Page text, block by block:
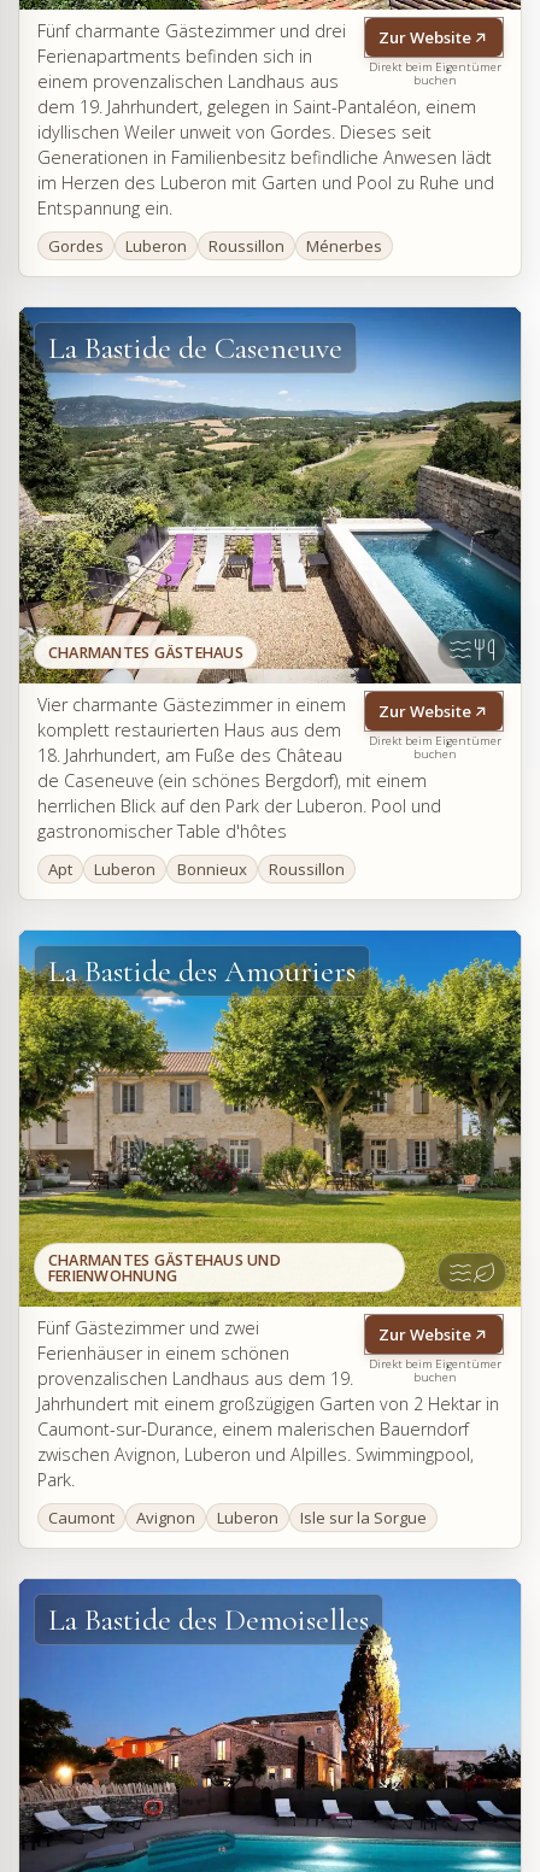
Zur Website
Direkt beim Eigentümer
buchen
Fünf charmante Gästezimmer und drei
Ferienapartments befinden sich in
einem provenzalischen Landhaus aus
dem 19. Jahrhundert, gelegen in Saint-Pantaléon, einem
idyllischen Weiler unweit von Gordes. Dieses seit
Generationen in Familienbesitz befindliche Anwesen lädt
im Herzen des Luberon mit Garten und Pool zu Ruhe und
Entspannung ein.
Gordes Luberon Roussillon Ménerbes
CHARMANTES GÄSTEHAUS
La Bastide de Caseneuve
Zur Website
Direkt beim Eigentümer
buchen
Vier charmante Gästezimmer in einem
komplett restaurierten Haus aus dem
18. Jahrhundert, am Fuße des Château
de Caseneuve (ein schönes Bergdorf), mit einem
herrlichen Blick auf den Park der Luberon. Pool und
gastronomischer Table d'hôtes
Apt Luberon Bonnieux Roussillon
CHARMANTES GÄSTEHAUS UND
FERIENWOHNUNG
La Bastide des Amouriers
Zur Website
Direkt beim Eigentümer
buchen
Fünf Gästezimmer und zwei
Ferienhäuser in einem schönen
provenzalischen Landhaus aus dem 19.
Jahrhundert mit einem großzügigen Garten von 2 Hektar in
Caumont-sur-Durance, einem malerischen Bauerndorf
zwischen Avignon, Luberon und Alpilles. Swimmingpool,
Park.
Caumont Avignon Luberon Isle sur la Sorgue
La Bastide des Demoiselles